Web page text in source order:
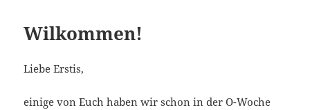
Wilkommen!
Liebe Erstis,
einige von Euch haben wir schon in der O-Woche